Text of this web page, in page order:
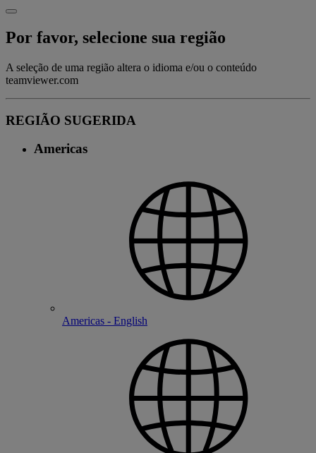
Por favor, selecione sua região
A seleção de uma região altera o idioma e/ou o conteúdo
teamviewer.com
REGIÃO SUGERIDA
Americas
Americas - English